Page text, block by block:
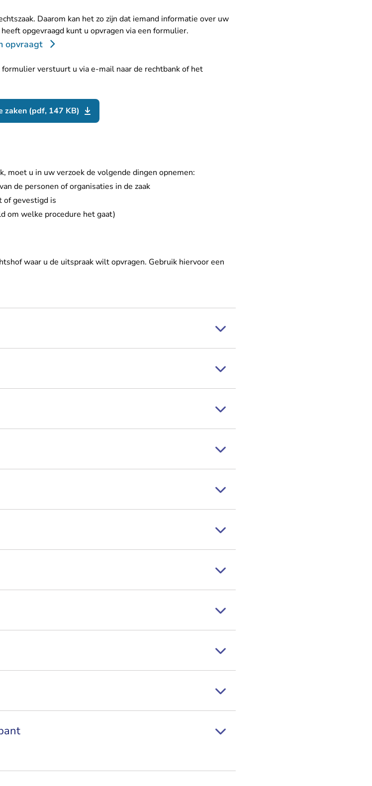
Daarom kan het zo zijn dat iemand informatie over uw
opgevraagd kunt u opvragen via een formulier.
opvraagt
verstuurt u via e-mail naar de rechtbank of het
zaken (pdf, 147 KB)
moet u in uw verzoek de volgende dingen opnemen:
de personen of organisaties in de zaak
of gevestigd is
om welke procedure het gaat)
waar u de uitspraak wilt opvragen. Gebruik hiervoor een